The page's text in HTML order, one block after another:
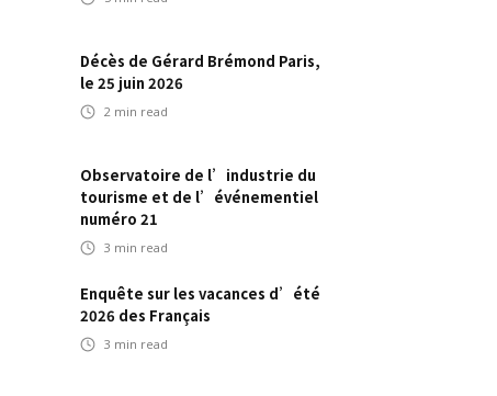
Décès de Gérard Brémond Paris,
le 25 juin 2026
2 min read
Observatoire de l’industrie du
tourisme et de l’événementiel
numéro 21
3 min read
Enquête sur les vacances d’été
2026 des Français
3 min read